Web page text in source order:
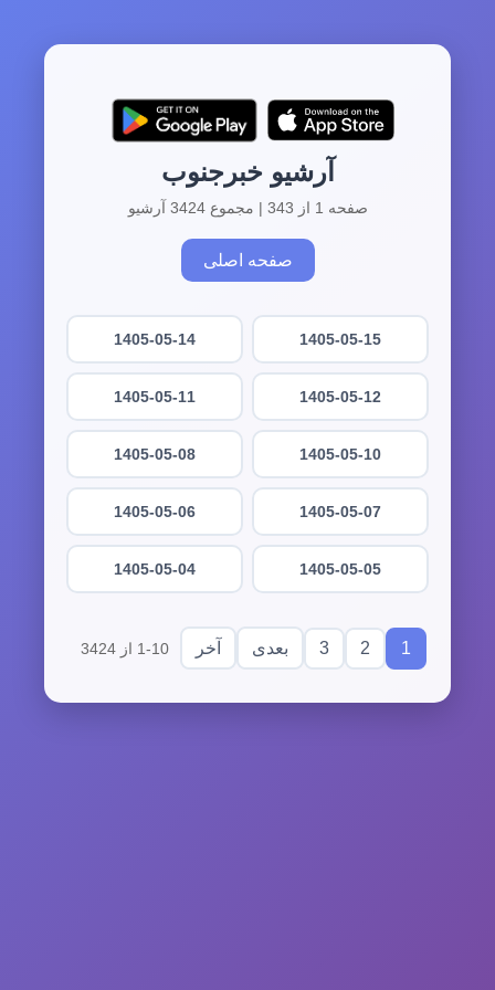
آرشیو خبرجنوب
صفحه 1 از 343 | مجموع 3424 آرشیو
صفحه اصلی
1405-05-15
1405-05-14
1405-05-12
1405-05-11
1405-05-10
1405-05-08
1405-05-07
1405-05-06
1405-05-05
1405-05-04
1
2
3 بعدی آخر 1-10 از 3424